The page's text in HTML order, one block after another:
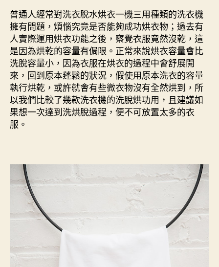
普通人經常對洗衣脫水烘衣一機三用種類的洗衣機
擁有問題，煩惱究竟是否能夠成功烘衣物；過去有
人實際運用烘衣功能之後，察覺衣服竟然沒乾，這
是因為烘乾的容量有侷限。正常來說烘衣容量會比
洗脫容量小，因為衣服在烘衣的過程中會舒展開
來，回到原本蓬鬆的狀況，假使用原本洗衣的容量
執行烘乾，或許就會有些微衣物沒有全然烘到，所
以我們比較了幾款洗衣機的洗脫烘功用，且建議如
果想一次達到洗烘脫過程，便不可放置太多的衣
服。